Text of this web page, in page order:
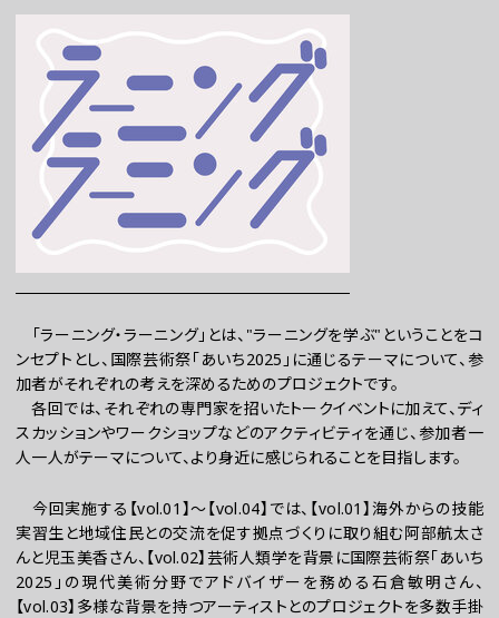
WEBマガジン
お問い合わせ
プレスの方へ
組織委員会からのお知らせ
鑑賞時のお願い
「ラーニング・ラーニング」とは、"ラーニングを学ぶ"ということをコ
ンセプトとし、国際芸術祭「あいち2025」に通じるテーマについて、参
加者がそれぞれの考えを深めるためのプロジェクトです。
各回では、それぞれの専門家を招いたトークイベントに加えて、ディ
スカッションやワークショップなどのアクティビティを通じ、参加者一
人一人がテーマについて、より身近に感じられることを目指します。
今回実施する【vol.01】～【vol.04】では、【vol.01】海外からの技能
実習生と地域住民との交流を促す拠点づくりに取り組む阿部航太さ
んと児玉美香さん、【vol.02】芸術人類学を背景に国際芸術祭「あいち
2025」の現代美術分野でアドバイザーを務める石倉敏明さん、
【vol.03】多様な背景を持つアーティストとのプロジェクトを多数手掛